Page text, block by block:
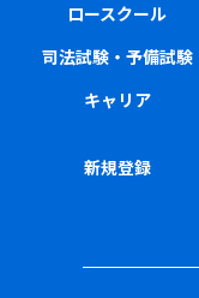
ロースクール
司法試験・予備試験
キャリア
新規登録